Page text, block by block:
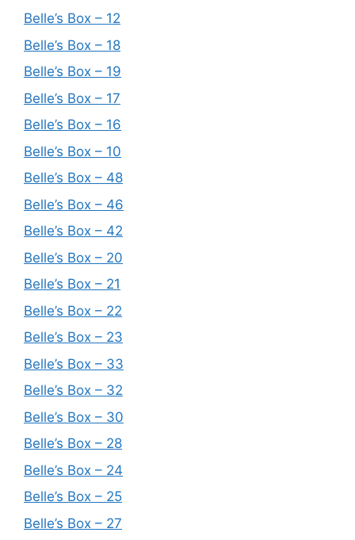
Belle’s Box – 12
Belle’s Box – 18
Belle’s Box – 19
Belle’s Box – 17
Belle’s Box – 16
Belle’s Box – 10
Belle’s Box – 48
Belle’s Box – 46
Belle’s Box – 42
Belle’s Box – 20
Belle’s Box – 21
Belle’s Box – 22
Belle’s Box – 23
Belle’s Box – 33
Belle’s Box – 32
Belle’s Box – 30
Belle’s Box – 28
Belle’s Box – 24
Belle’s Box – 25
Belle’s Box – 27